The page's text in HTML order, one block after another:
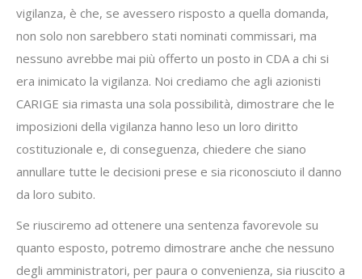
vigilanza, è che, se avessero risposto a quella domanda,
non solo non sarebbero stati nominati commissari, ma
nessuno avrebbe mai più offerto un posto in CDA a chi si
era inimicato la vigilanza. Noi crediamo che agli azionisti
CARIGE sia rimasta una sola possibilità, dimostrare che le
imposizioni della vigilanza hanno leso un loro diritto
costituzionale e, di conseguenza, chiedere che siano
annullare tutte le decisioni prese e sia riconosciuto il danno
da loro subito.
Se riusciremo ad ottenere una sentenza favorevole su
quanto esposto, potremo dimostrare anche che nessuno
degli amministratori, per paura o convenienza, sia riuscito a